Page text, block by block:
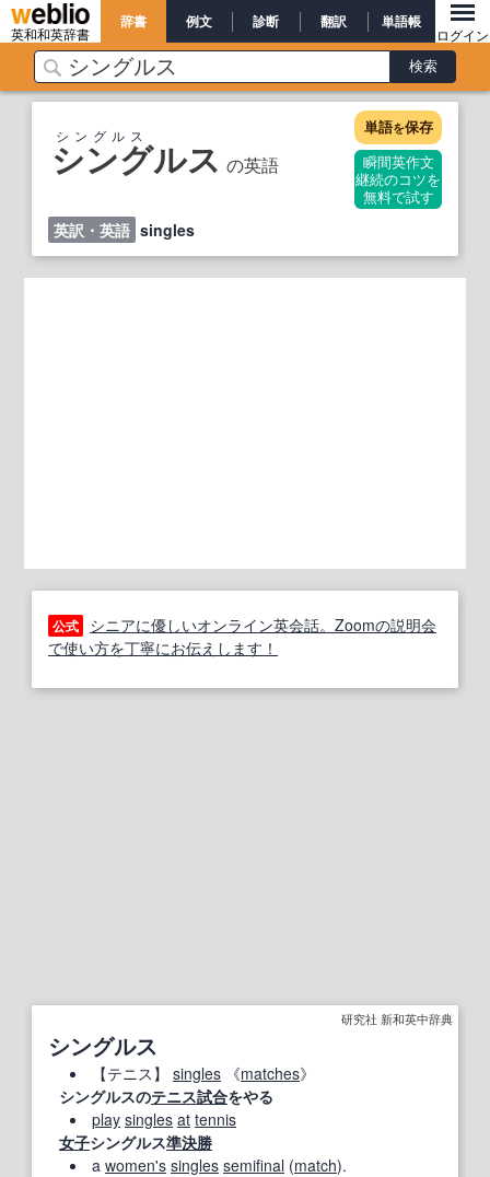
英和和英辞書
辞書 例文 診断 翻訳 単語帳
ログイン
シングルス の英語
シングルス 単語を保存
瞬間英作文
継続のコツを
無料で試す
英訳・英語 singles
公式
シニアに優しいオンライン英会話。Zoomの説明会
で使い方を丁寧にお伝えします！
研究社 新和英中辞典
シングルス
【テニス 】 singles 《matches》
シングルスのテニス試合をやる
play singles at tennis
女子シングルス準決勝
a women's singles semifinal (match).